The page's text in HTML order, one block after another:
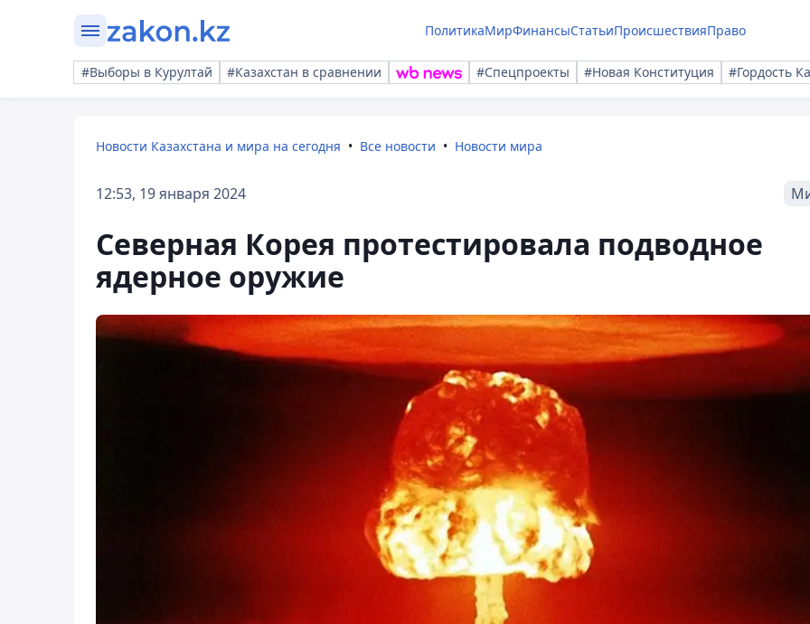
ПолитикаМирФинансыСтатьиПроисшествияПраво
#Выборы в Курултай #Казахстан в сравнении #Спецпроекты #Новая Конституция #Гордость
Новости Казахстана и мира на сегодня Все новости Новости мира
12:53, 19 января 2024
Северная Корея протестировала подводное
ядерное оружие